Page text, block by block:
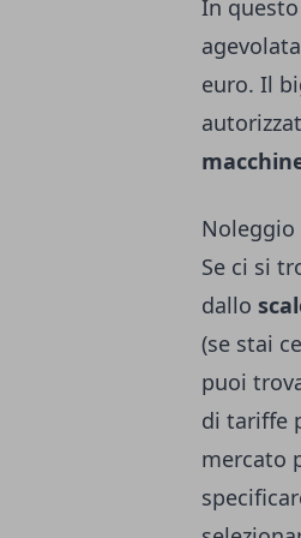
In
euro. Il
Noleggio
Se ci si
dallo
(se stai
puoi
di tariffe
mercato